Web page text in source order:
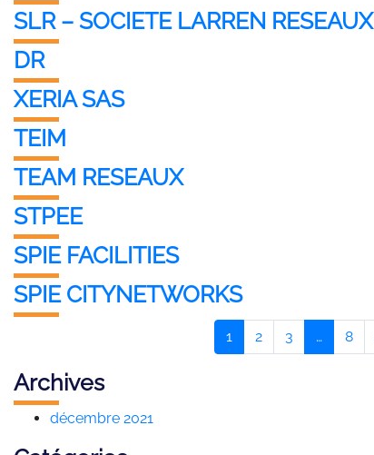
SLR – SOCIETE LARREN RESEAUX
DR
XERIA SAS
TEIM
TEAM RESEAUX
STPEE
SPIE FACILITIES
SPIE CITYNETWORKS
1 2 3 … 8
Archives
décembre 2021